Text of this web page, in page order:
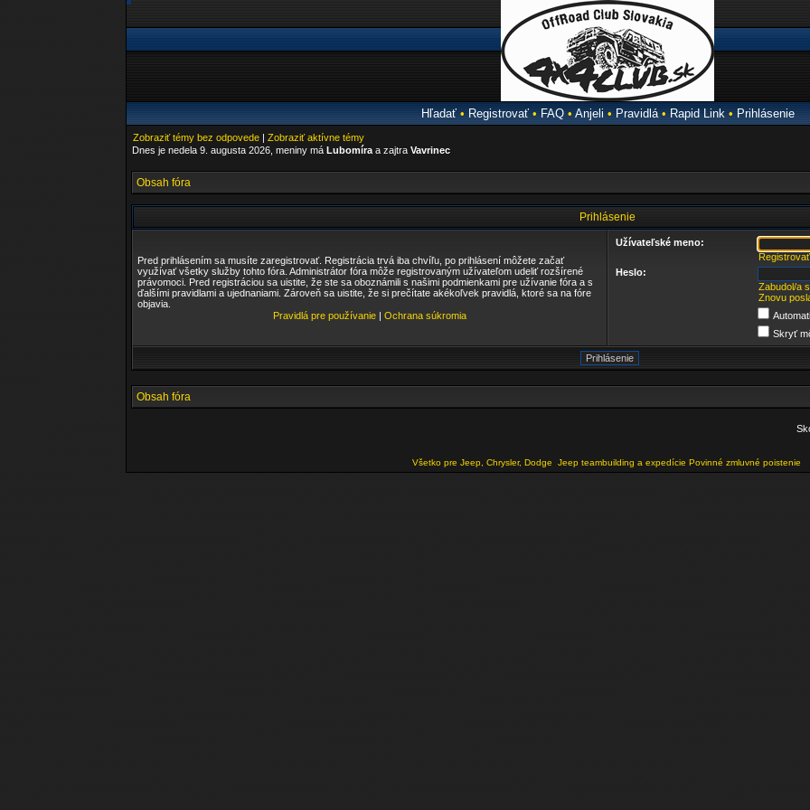
Hľadať• Registrovať• FAQ• Anjeli • Pravidlá• Rapid Link • Prihlásenie
Zobraziť témy bez odpovede| Zobraziť aktívne témy
Dnes je nedela 9. augusta 2026, meniny má Lubomíraa zajtra Vavrinec
Obsah fóra
Prihlásenie
Pred prihlásením sa musíte zaregistrovať. Registrácia trvá iba chvíľu, po prihlásení môžete začať
využívať všetky služby tohto fóra. Administrátor fóra môže registrovaným užívateľom udeliť rozšírené
právomoci. Pred registráciou sa uistite, že ste sa oboznámili s našimi podmienkami pre užívanie fóra a s
ďalšími pravidlami a ujednaniami. Zároveň sa uistite, že si prečítate akékoľvek pravidlá, ktoré sa na fóre
objavia.
Pravidlá pre používanie| Ochrana súkromia
Užívateľské meno:
Registrovať
Heslo:
Zabudol/a
Znovu
Skryť
Obsah fóra
Všetko pre Jeep, Chrysler, Dodge Jeep teambuilding a expedície Povinné zmluvné poistenie